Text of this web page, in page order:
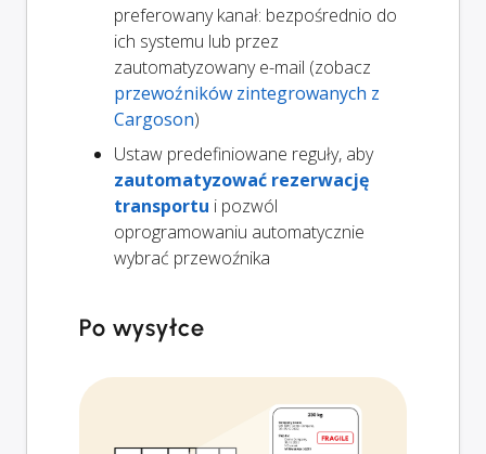
preferowany kanał: bezpośrednio do
ich systemu lub przez
zautomatyzowany e-mail (zobacz
przewoźników zintegrowanych z
Cargoson)
Ustaw predefiniowane reguły, aby
zautomatyzować rezerwację
transportu i pozwól
oprogramowaniu automatycznie
wybrać przewoźnika
Po wysyłce